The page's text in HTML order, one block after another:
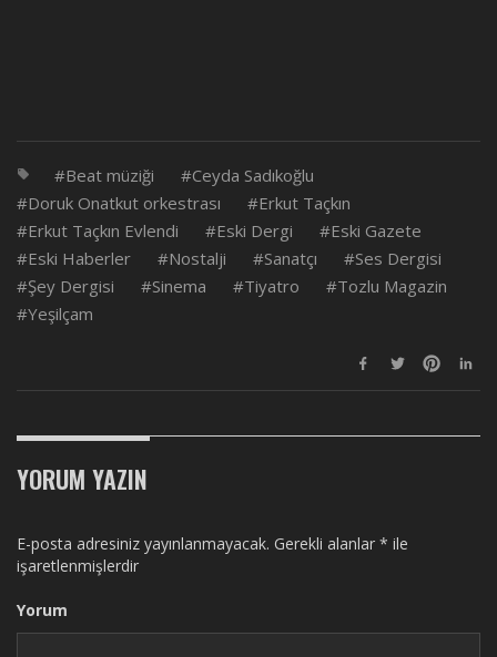
Beat müziği
Ceyda Sadıkoğlu
Doruk Onatkut orkestrası
Erkut Taçkın
Erkut Taçkın Evlendi
Eski Dergi
Eski Gazete
Eski Haberler
Nostalji Sanatçı
Ses Dergisi
Şey Dergisi
Sinema Tiyatro
Tozlu Magazin
Yeşilçam
YORUM YAZIN
E-posta adresiniz yayınlanmayacak. Gerekli alanlar * ile
işaretlenmişlerdir
Yorum